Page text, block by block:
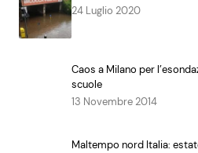
24 Luglio 2020
Caos a Milano per
scuole
13 Novembre 2014
Maltempo nord Italia: